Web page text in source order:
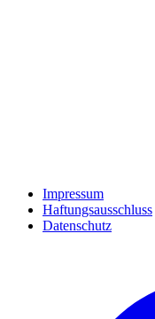
Impressum
Haftungsausschluss
Datenschutz